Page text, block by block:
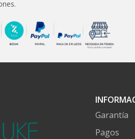
Garantía
Pagos